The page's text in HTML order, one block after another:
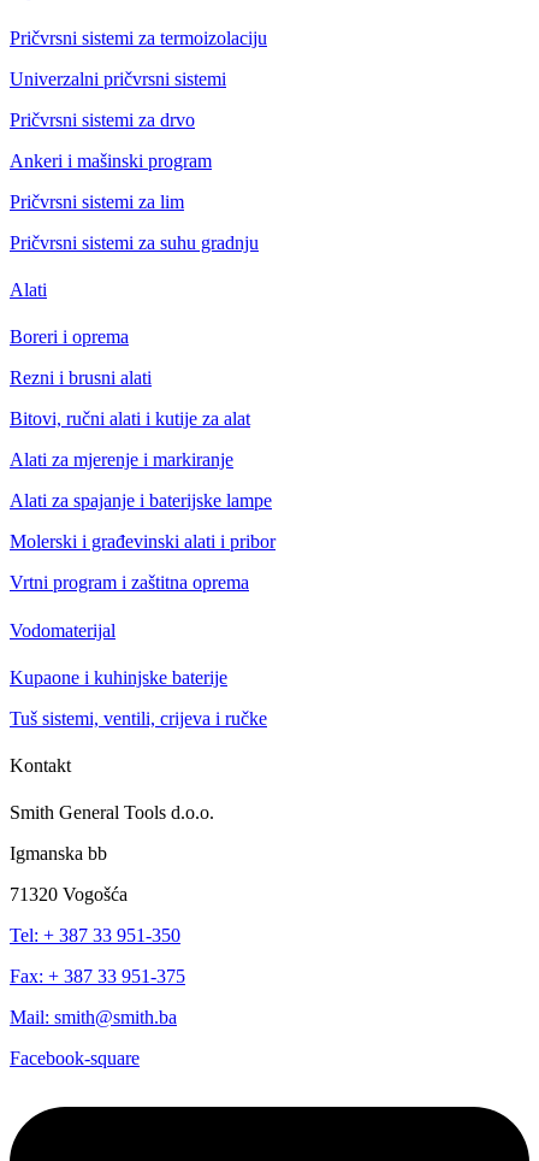
Pričvrsni sistemi za termoizolaciju
Univerzalni pričvrsni sistemi
Pričvrsni sistemi za drvo
Ankeri i mašinski program
Pričvrsni sistemi za lim
Pričvrsni sistemi za suhu gradnju
Alati
Boreri i oprema
Rezni i brusni alati
Bitovi, ručni alati i kutije za alat
Alati za mjerenje i markiranje
Alati za spajanje i baterijske lampe
Molerski i građevinski alati i pribor
Vrtni program i zaštitna oprema
Vodomaterijal
Kupaone i kuhinjske baterije
Tuš sistemi, ventili, crijeva i ručke
Kontakt
Smith General Tools d.o.o.
Igmanska bb
71320 Vogošća
Tel: + 387 33 951-350
Fax: + 387 33 951-375
Mail: smith@smith.ba
Facebook-square